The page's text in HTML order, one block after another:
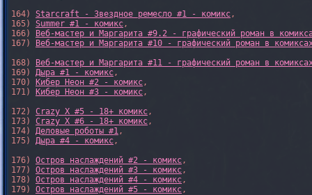
164) Starcraft - Звездное ремесло #1 - комикс,
165) Summer #1 - комикс,
166)
Веб-мастер и Маргарита #9.2 - графический роман в
167)
Веб-мастер и Маргарита #10 - графический роман в
168)
Веб-мастер и Маргарита #11 - графический роман в
169) Дыра #1 - комикс,
170)
Кибер Неон #2 - комикс,
171)
Кибер Неон #3 - комикс,
172) Crazy X #5 - 18+ комикс,
173) Crazy X #6 - 18+ комикс,
174) Деловые роботы #1,
175) Дыра #4 - комикс,
176) Остров наслаждений #2 - комикс,
177) Остров наслаждений #3 - комикс,
178) Остров наслаждений #4 - комикс,
179) Остров наслаждений #5 - комикс,